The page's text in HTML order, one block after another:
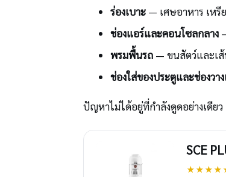
ร่องเบาะ— เศษอาหาร เหรี
ช่องแอร์และคอนโซลกลาง
พรมพื้นรถ— ขนสัตว์และเส้
ช่องใส่ของประตูและช่องวา
ปัญหาไม่ได้อยู่ที่กำลังดูดอย่างเดีย
SCE